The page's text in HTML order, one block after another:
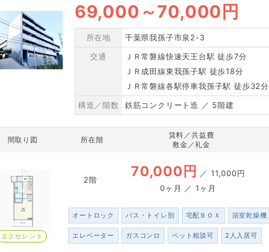
69,000 ～70,000円
所在地
千葉県我孫子市泉2-3
交通
ＪＲ常磐線快速天王台駅 徒歩7分
ＪＲ成田線東我孫子駅 徒歩18分
ＪＲ常磐線各駅停車我孫子駅 徒歩32分
構造／階数
鉄筋コンクリート造 ／ 5階建
間取り図 所在階
賃料／共益費
敷金／礼金
エクセレント
2階 70,000円 ／11,000円
0ヶ月 ／ 1ヶ月
オートロック バス・トイレ別 宅配ＢＯＸ 浴室乾燥機
エレベーター ガスコンロ ペット相談可 2人入居可